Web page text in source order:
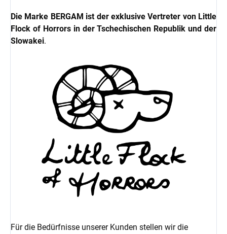
Die Marke BERGAM ist der exklusive Vertreter von Little
Flock of Horrors in der Tschechischen Republik und der
Slowakei.
Für die Bedürfnisse unserer Kunden stellen wir die